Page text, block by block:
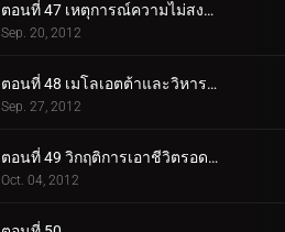
ตอนที่ 47 เหตุการณ์ความไม่สงบที่เนอสเซอรี่
Sep. 20, 2012
ตอนที่ 48 เมโลเอตต้าและวิหารใต้ทะเล
Sep. 27, 2012
ตอนที่ 49 วิกฤติการเอาชีวิตรอดของอูโนวา
Oct. 04, 2012